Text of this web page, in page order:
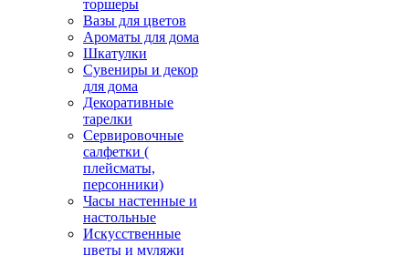
торшеры
Вазы для цветов
Ароматы для дома
Шкатулки
Сувениры и декор
для дома
Декоративные
тарелки
Сервировочные
салфетки (
плейсматы,
персонники)
Часы настенные и
настольные
Искусственные
цветы и муляжи